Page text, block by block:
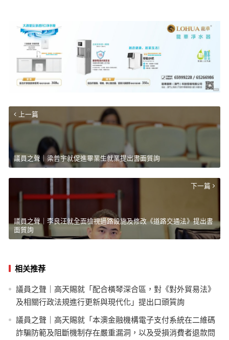
上一篇
議員之聲｜梁普宇就促進畢業生就業提出書面質詢
下一篇
議員之聲｜李良汪就全面檢視過路設施及修改《道路交通法》提出書
面質詢
相关推荐
議員之聲｜高天賜就「配合橫琴深合區，對《對外貿易法》
及相關行政法規進行更新與現代化」提出口頭質詢
議員之聲｜高天賜就「本澳金融機構電子支付系統在二維碼
詐騙防範及阻斷機制存在嚴重漏洞，以及受損消費者退款問